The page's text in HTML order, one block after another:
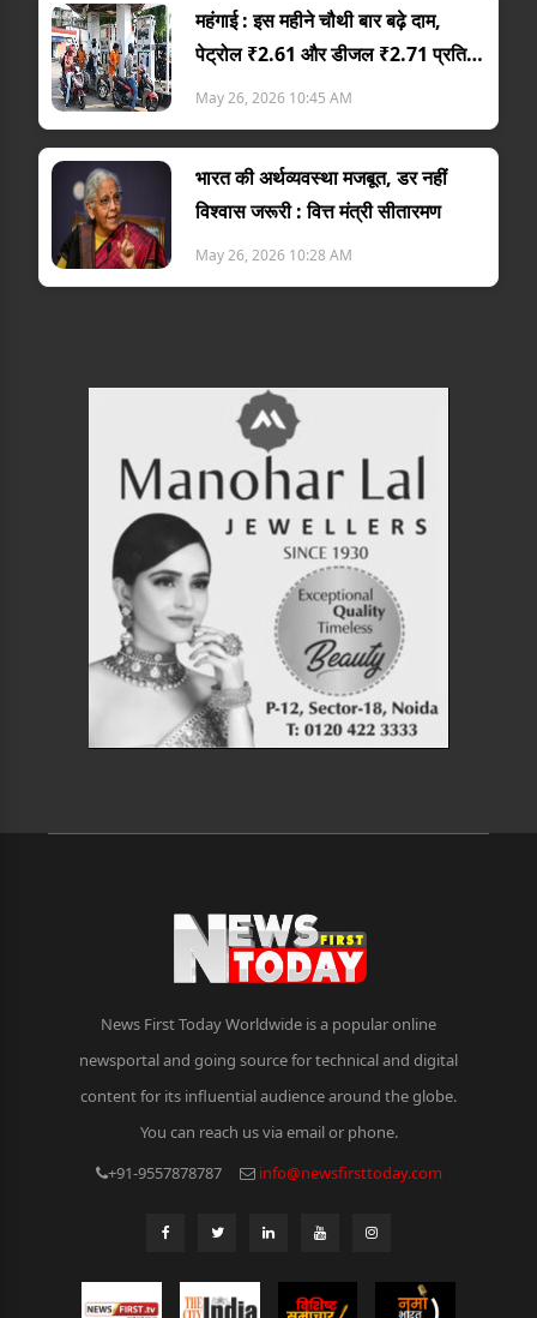
महंगाई : इस महीने चौथी बार बढ़े दाम,
पेट्रोल ₹2.61 और डीजल ₹2.71 प्रति
लीटर महंगा
May 26, 2026 10:45 AM
भारत की अर्थव्यवस्था मजबूत, डर नहीं
विश्वास जरूरी : वित्त मंत्री सीतारमण
May 26, 2026 10:28 AM
News First Today Worldwide is a popular online
newsportal and going source for technical and digital
content for its influential audience around the globe.
You can reach us via email or phone.
+91-9557878787
info@newsfirsttoday.com